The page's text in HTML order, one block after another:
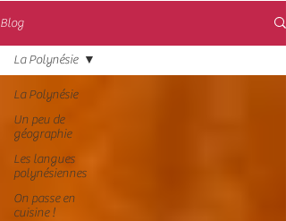
Blog
La Polynésie
Un peu de
géographie
Les langues
polynésiennes
On passe en
cuisine !
La Polynésie